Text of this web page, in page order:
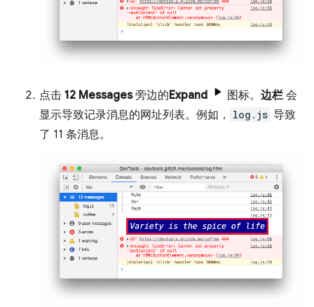
点击 12 Messages旁边的Expand 图标。 边栏 会
显示导致记录消息的网址列表。例如，
log.js 导致
了 11 条消息。